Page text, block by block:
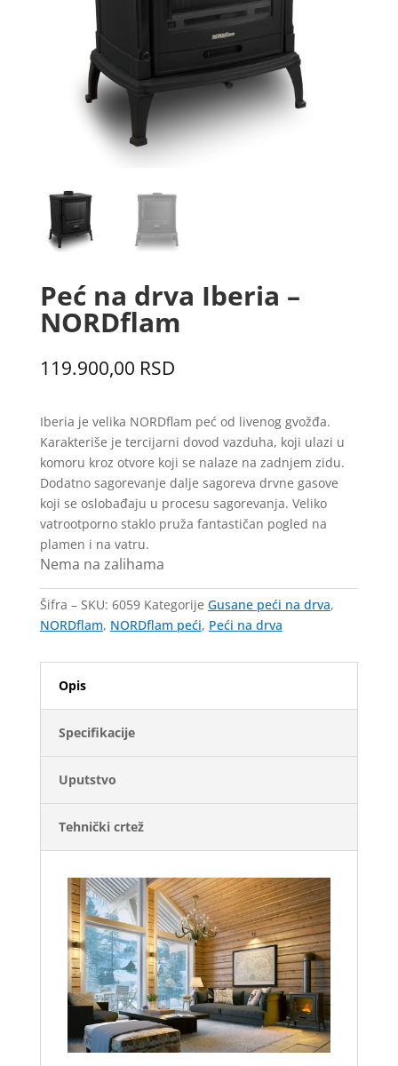
Peć na drva Iberia –
NORDflam
119.900,00 RSD
Iberia je velika NORDflam peć od livenog gvožđa.
Karakteriše je tercijarni dovod vazduha, koji ulazi u
komoru kroz otvore koji se nalaze na zadnjem zidu.
Dodatno sagorevanje dalje sagoreva drvne gasove
koji se oslobađaju u procesu sagorevanja. Veliko
vatrootporno staklo pruža fantastičan pogled na
plamen i na vatru.
Nema na zalihama
Šifra – SKU: 6059 Kategorije Gusane peći na drva,
NORDflam, NORDflam peći, Peći na drva
Opis
Specifikacije
Uputstvo
Tehnički crtež